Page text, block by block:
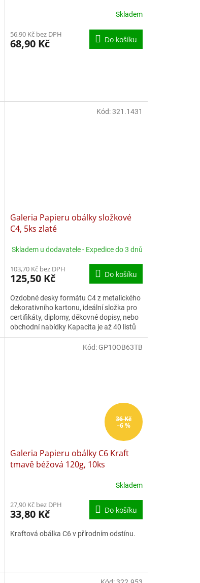
Skladem
56,90 Kč bez DPH
68,90 Kč Do košíku
Galeria Papieru obálky složkové
C4, 5ks zlaté
Skladem u dodavatele - Expedice do 3 dnů
103,70 Kč bez DPH
125,50 Kč Do košíku
Ozdobné desky formátu C4 z metalického
dekorativního kartonu, ideální složka pro
certifikáty, diplomy, děkovné dopisy, nebo
obchodní nabídky Kapacita je až 40 listů
papírů...
Kód:321.1431
36 Kč
–6 %
Galeria Papieru obálky C6 Kraft
tmavě béžová 120g, 10ks
produktu
je
z
Skladem
27,90 Kč bez DPH
33,80 Kč Do košíku
Kraftová obálka C6 v přírodním odstínu.
Kód: GP10OB63TB